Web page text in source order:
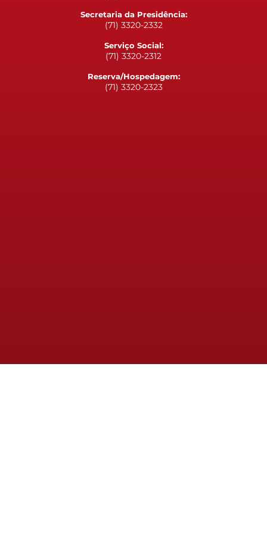
Secretaria da Presidência:
(71) 3320-2332
Serviço Social:
(71) 3320-2312
Reserva/Hospedagem:
(71) 3320-2323